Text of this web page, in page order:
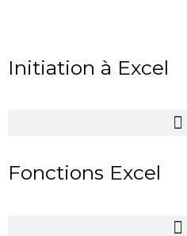
Initiation à Excel
Fonctions Excel